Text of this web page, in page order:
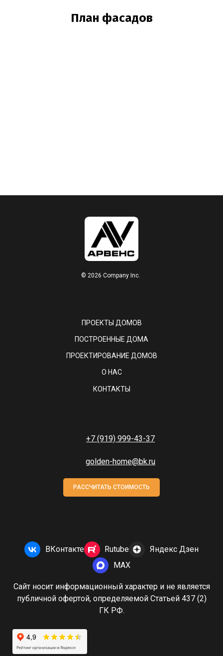
План фасадов
© 2026 Company Inc.
ПРОЕКТЫ ДОМОВ
ПОСТРОЕННЫЕ ДОМА
ПРОЕКТИРОВАНИЕ ДОМОВ
О НАС
КОНТАКТЫ
+7 (919) 999-43-37
golden-home@bk.ru
РАССЧИТАТЬ СТОИМОСТЬ
ВКонтакте Rutube
Яндекс Дзен
MAX
Сайт носит информационный характер и не является
публичной офертой, определяемой Статьей 437 (2)
ГК РФ.